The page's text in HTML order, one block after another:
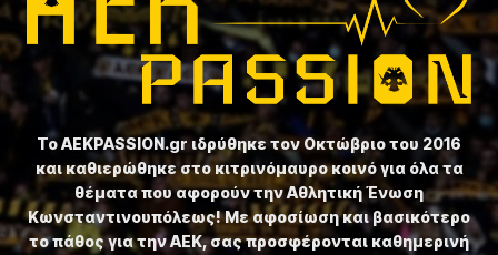
Το ⁦AEKPASSION.gr⁩ ιδρύθηκε τον Οκτώβριο του 2016
και καθιερώθηκε στο κιτρινόμαυρο κοινό για όλα τα
θέματα που αφορούν την Αθλητική Ένωση
Κωνσταντινουπόλεως! Με αφοσίωση και βασικότερο
το πάθος για την ΑΕΚ, σας προσφέρονται καθημερινή